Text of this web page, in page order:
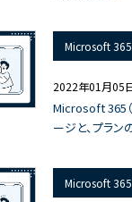
Microsoft 365
2022年01月05日
Microsoft 365
ージと、プラン
Microsoft 365